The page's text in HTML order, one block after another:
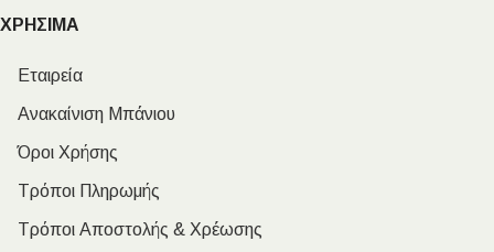
ΧΡΗΣΙΜΑ
Εταιρεία
Ανακαίνιση Μπάνιου
Όροι Χρήσης
Τρόποι Πληρωμής
Τρόποι Αποστολής & Χρέωσης